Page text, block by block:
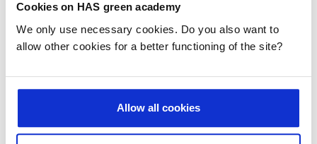
Cookies on HAS green academy
We only use necessary cookies. Do you also want to
allow other cookies for a better functioning of the site?
Allow all cookies
events
Hulp
studiekeuze
aan
Praktische
informatie
Microcredentials
Partnerbedrijven
HAS
green
Nieuws